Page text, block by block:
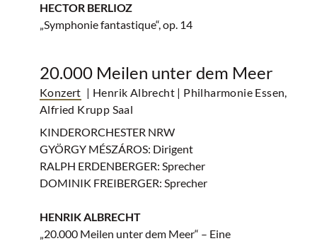
HECTOR BERLIOZ
„Symphonie fantastique“, op. 14
20.000 Meilen unter dem Meer
Konzert | Henrik Albrecht | Philharmonie Essen,
Alfried Krupp Saal
KINDERORCHESTER NRW
GYÖRGY MÉSZÁROS: Dirigent
RALPH ERDENBERGER: Sprecher
DOMINIK FREIBERGER: Sprecher
HENRIK ALBRECHT
„20.000 Meilen unter dem Meer“ – Eine